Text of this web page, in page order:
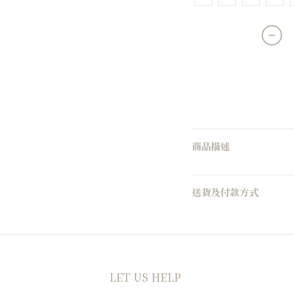
商品描述
送貨及付款方式
LET US HELP